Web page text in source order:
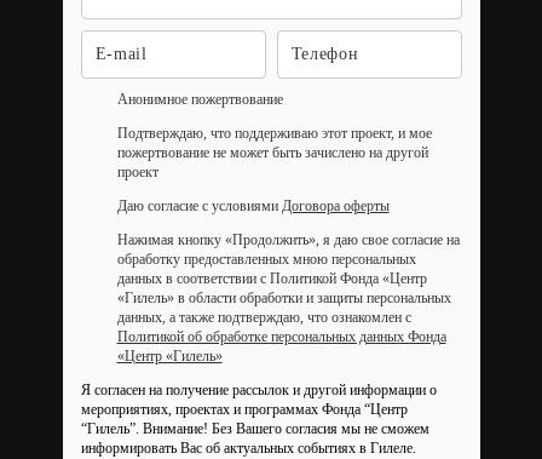
Анонимное пожертвование
Подтверждаю, что поддерживаю этот проект, и мое
пожертвование не может быть зачислено на другой
проект
Даю согласие с условиями Договора оферты
Нажимая кнопку «Продолжить», я даю свое согласие на
обработку предоставленных мною персональных
данных в соответствии с Политикой Фонда «Центр
«Гилель» в области обработки и защиты персональных
данных, а также подтверждаю, что ознакомлен с
Политикой об обработке персональных данных Фонда
«Центр «Гилель»
Я согласен на получение рассылок и другой информации о
мероприятиях, проектах и программах Фонда “Центр
“Гилель”. Внимание! Без Вашего согласия мы не сможем
информировать Вас об актуальных событиях в Гилеле.